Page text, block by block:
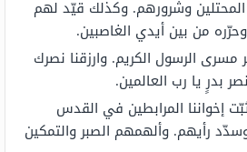
وشرورهم. وكذلك قيّد لهم
من بين أيدي الغاصبين.
مسرى الرسول الكريم. وارزقنا نصرك
بدرٍ يا رب العالمين.
إخواننا المرابطين في القدس
رأيهم. وألهمهم الصبر والتمكين